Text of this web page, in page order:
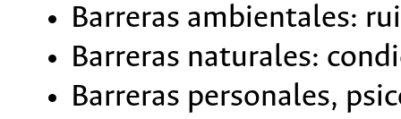
Barreras ambientales:
Barreras naturales:
Barreras personales,